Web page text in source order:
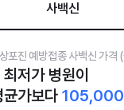
사백신
포진 예방접종 사백신 가격
저가 병원이
가보다 105,000